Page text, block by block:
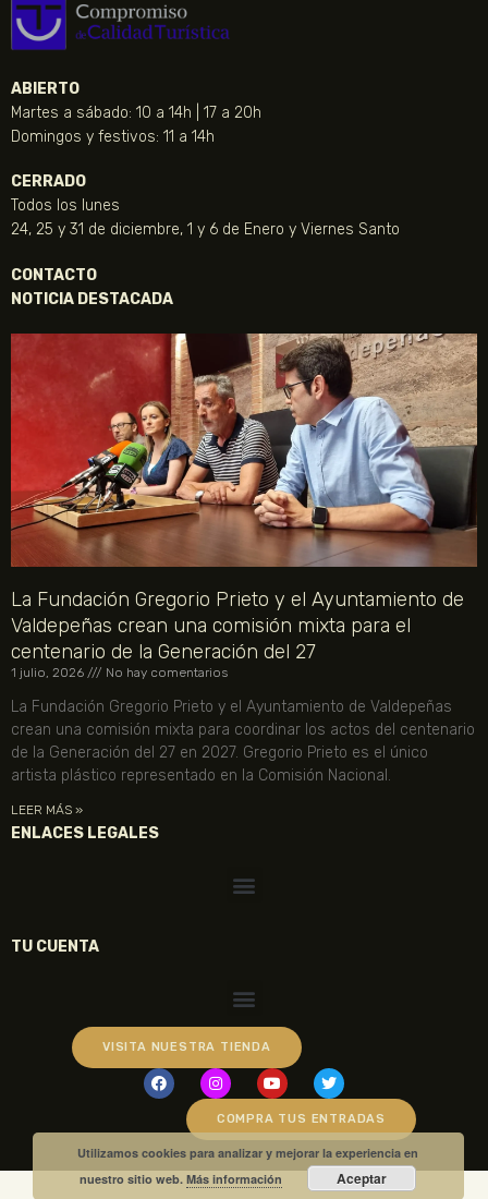
ABIERTO
Martes a sábado: 10 a 14h | 17 a 20h
Domingos y festivos: 11 a 14h
CERRADO
Todos los lunes
24, 25 y 31 de diciembre, 1 y 6 de Enero y Viernes Santo
CONTACTO
NOTICIA DESTACADA
La Fundación Gregorio Prieto y el Ayuntamiento de
Valdepeñas crean una comisión mixta para el
centenario de la Generación del 27
1 julio, 2026 No hay comentarios
La Fundación Gregorio Prieto y el Ayuntamiento de Valdepeñas
crean una comisión mixta para coordinar los actos del centenario
de la Generación del 27 en 2027. Gregorio Prieto es el único
artista plástico representado en la Comisión Nacional.
LEER MÁS »
ENLACES LEGALES
TU CUENTA
VISITA NUESTRA TIENDA
COMPRA TUS ENTRADAS
Utilizamos cookies para analizar y mejorar la experiencia en
nuestro sitio web.Más información Aceptar